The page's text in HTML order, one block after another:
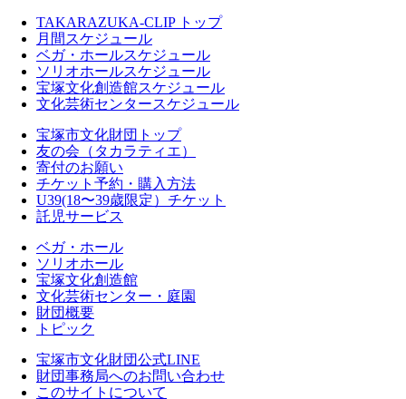
TAKARAZUKA-CLIP トップ
月間スケジュール
ベガ・ホールスケジュール
ソリオホールスケジュール
宝塚文化創造館スケジュール
文化芸術センタースケジュール
宝塚市文化財団トップ
友の会（タカラティエ）
寄付のお願い
チケット予約・購入方法
U39(18〜39歳限定）チケット
託児サービス
ベガ・ホール
ソリオホール
宝塚文化創造館
文化芸術センター・庭園
財団概要
トピック
宝塚市文化財団公式LINE
財団事務局へのお問い合わせ
このサイトについて